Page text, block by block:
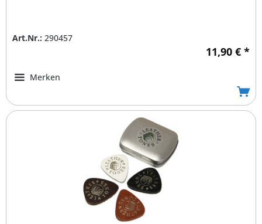
Art.Nr.: 290457
11,90 € *
Merken